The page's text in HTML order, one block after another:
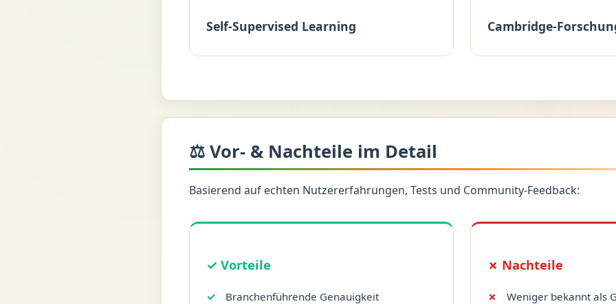
Self-Supervised Learning Cambridge-
⚖️ Vor- & Nachteile im Detail
Basierend auf echten Nutzererfahrungen, Tests und Community-Feedback:
✓ Vorteile
Branchenführende Genauigkeit
✗ Nachteile
Weniger bekannt als